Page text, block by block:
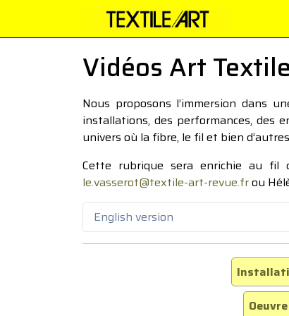
Vidéos Art Textile
Nous proposons l’immersion dans
installations, des performances, des
univers où la fibre, le fil et bien
Cette rubrique sera enrichie au fil
le.vasserot@textile-art-revue.frou
English version